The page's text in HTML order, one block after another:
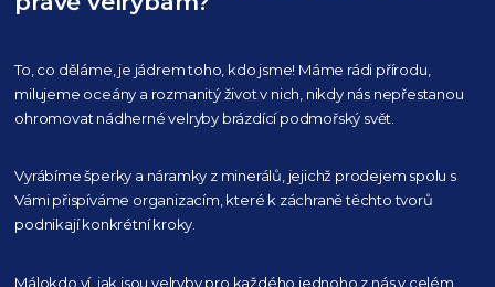
To, co děláme, je jádrem toho, kdo jsme! Máme rádi přírodu,
milujeme oceány a rozmanitý život v nich, nikdy nás nepřestanou
ohromovat nádherné velryby brázdící podmořský svět.
Vyrábíme šperky a náramky z minerálů, jejichž prodejem spolu s
Vámi přispíváme organizacím,které k záchraně těchto tvorů
podnikají konkrétní kroky.
Málokdo ví, jak jsou velryby pro každého jednoho z nás v celém